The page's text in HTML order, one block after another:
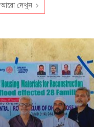
আরো দেখুন